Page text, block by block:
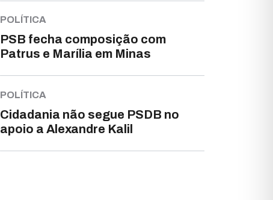
POLÍTICA
PSB fecha composição com
Patrus e Marília em Minas
POLÍTICA
Cidadania não segue PSDB no
apoio a Alexandre Kalil